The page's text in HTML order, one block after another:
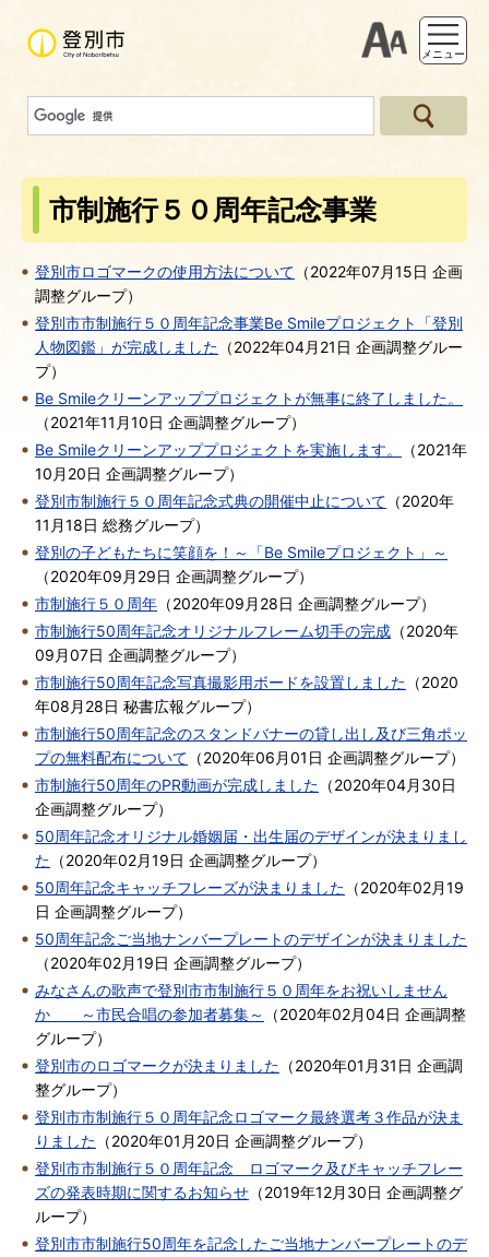
支援ツー
メニュー
市制施行５０周年記念事業
登別市ロゴマークの使用方法について （2022年07月15日 企画
調整グループ）
登別市市制施行５０周年記念事業Be Smileプロジェクト「登別
人物図鑑」が完成しました （2022年04月21日 企画調整グルー
プ）
Be Smileクリーンアッププロジェクトが無事に終了しました。
（2021年11月10日 企画調整グループ）
Be Smileクリーンアッププロジェクトを実施します。
（2021年
10月20日 企画調整グループ）
登別市制施行５０周年記念式典の開催中止について （2020年
11月18日 総務グループ）
登別の子どもたちに笑顔を！～「Be Smileプロジェクト」～
（2020年09月29日 企画調整グループ）
市制施行５０周年 （2020年09月28日 企画調整グループ）
市制施行50周年記念オリジナルフレーム切手の完成 （2020年
09月07日 企画調整グループ）
市制施行50周年記念写真撮影用ボードを設置しました （2020
年08月28日 秘書広報グループ）
市制施行50周年記念のスタンドバナーの貸し出し及び三角ポッ
プの無料配布について （2020年06月01日 企画調整グループ）
市制施行50周年のPR動画が完成しました （2020年04月30日
企画調整グループ）
50周年記念オリジナル婚姻届・出生届のデザインが決まりまし
た （2020年02月19日 企画調整グループ）
50周年記念キャッチフレーズが決まりました （2020年02月19
日 企画調整グループ）
50周年記念ご当地ナンバープレートのデザインが決まりました
（2020年02月19日 企画調整グループ）
みなさんの歌声で登別市市制施行５０周年をお祝いしません
か ～市民合唱の参加者募集～
（2020年02月04日 企画調整
グループ）
登別市のロゴマークが決まりました （2020年01月31日 企画調
整グループ）
登別市市制施行５０周年記念ロゴマーク最終選考３作品が決ま
りました （2020年01月20日 企画調整グループ）
登別市市制施行５０周年記念 ロゴマーク及びキャッチフレー
ズの発表時期に関するお知らせ （2019年12月30日 企画調整グ
ループ）
登別市市制施行50周年を記念したご当地ナンバープレートのデ